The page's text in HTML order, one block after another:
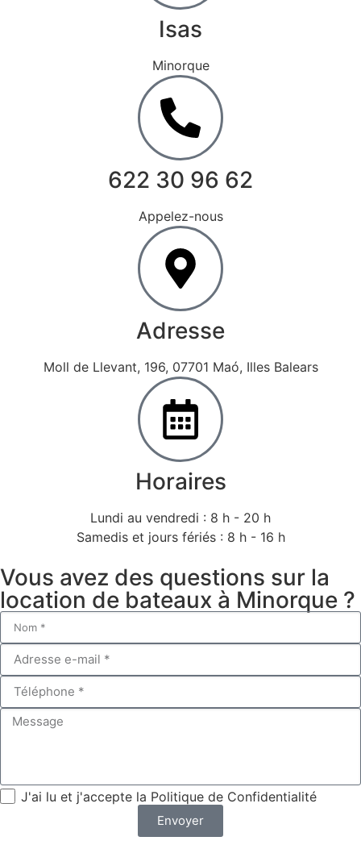
Isas
Minorque
622 30 96 62
Appelez-nous
Adresse
Moll de Llevant, 196, 07701 Maó, Illes Balears
Horaires
Lundi au vendredi : 8 h - 20 h
Samedis et jours fériés : 8 h - 16 h
Vous avez des questions sur la
location de bateaux à Minorque ?
J'ai lu et j'accepte la Politique de Confidentialité
Envoyer